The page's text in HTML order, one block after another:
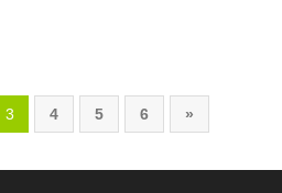
3 4 5 6 »